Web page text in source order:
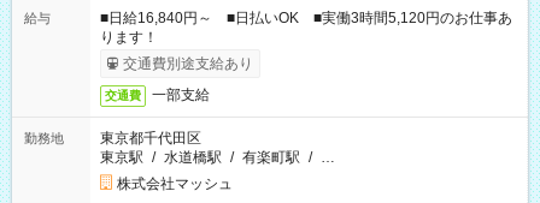
給与
■日給16,840円～ ■日払いOK ■実働3時間5,120円のお仕事あ
ります！
交通費別途支給あり
交通費 一部支給
勤務地
東京都千代田区
東京駅 / 水道橋駅 / 有楽町駅 / …
株式会社マッシュ